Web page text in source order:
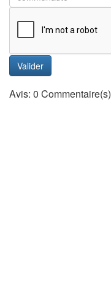
Valider
Avis: 0